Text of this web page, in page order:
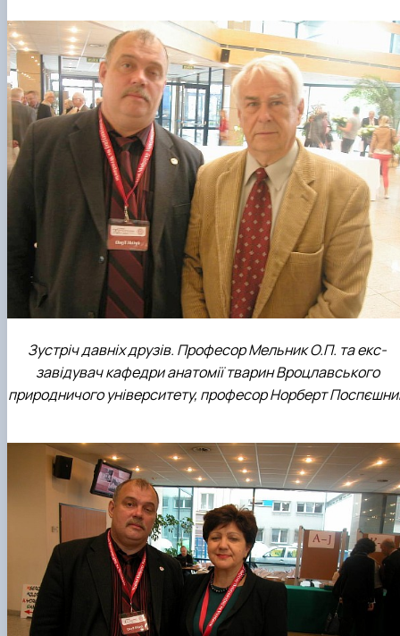
Зустріч давніх друзів. Професор Мельник О.П. та екс-
завідувач кафедри анатомії тварин Вроцлавського
природничого університету, професор Норберт